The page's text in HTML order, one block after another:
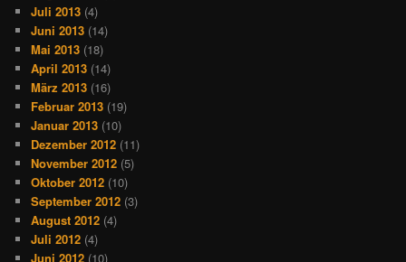
Juli 2013 (4)
Juni 2013 (14)
Mai 2013 (18)
April 2013 (14)
März 2013 (16)
Februar 2013 (19)
Januar 2013 (10)
Dezember 2012 (11)
November 2012 (5)
Oktober 2012 (10)
September 2012 (3)
August 2012 (4)
Juli 2012 (4)
Juni 2012 (10)